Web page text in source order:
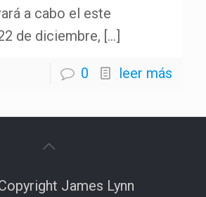
a cabo el este
de diciembre, […]
0 leer más
James Lynn